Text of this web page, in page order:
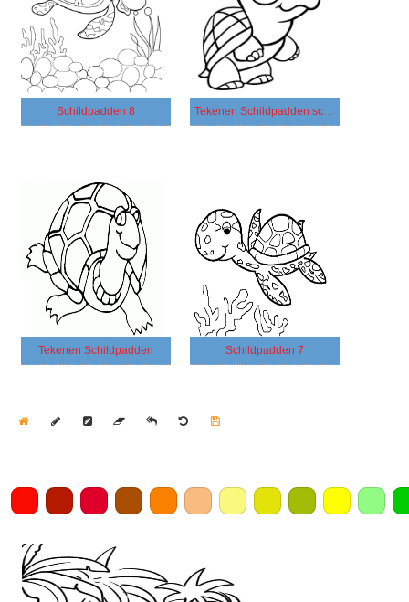
Schildpadden 8 Tekenen Schildpadden schattig
Tekenen Schildpadden Schildpadden 7